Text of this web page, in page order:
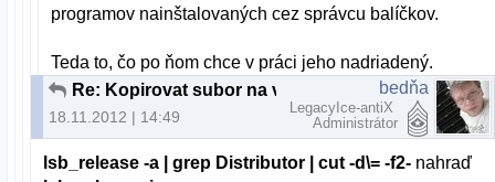
programov nainštalovaných cez správcu balíčkov.
Teda to, čo po ňom chce v práci jeho nadriadený.
18.11.2012 | 14:49
bedňa
LegacyIce-antiX
Administrátor
lsb_release -a | grep Distributor | cut -d\= -f2- nahraď